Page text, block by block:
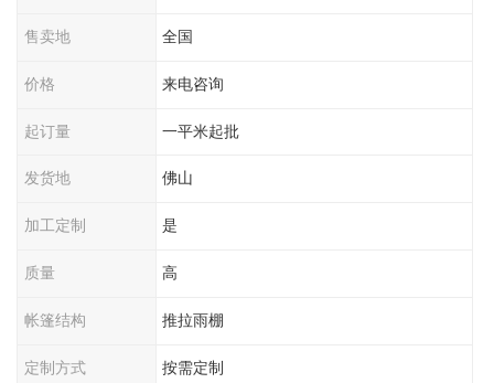
售卖地 全国
价格 来电咨询
起订量 一平米起批
发货地 佛山
加工定制 是
质量 高
帐篷结构 推拉雨棚
定制方式 按需定制